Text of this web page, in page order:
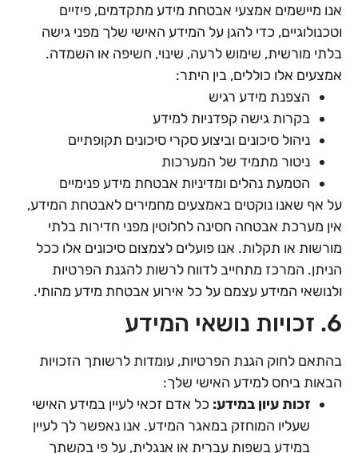
אנו מיישמים אמצעי אבטחת מידע מתקדמים, פיזיים
וטכנולוגיים, כדי להגן על המידע האישי שלך מפני גישה
בלתי מורשית, שימוש לרעה, שינוי, חשיפה או השמדה.
אמצעים אלו כוללים, בין היתר:
הצפנת מידע רגיש
בקרות גישה קפדניות למידע
ניהול סיכונים וביצוע סקרי סיכונים תקופתיים
ניטור מתמיד של המערכות
הטמעת נהלים ומדיניות אבטחת מידע פנימיים
על אף שאנו נוקטים באמצעים מחמירים לאבטחת המידע,
אין מערכת אבטחה חסינה לחלוטין מפני חדירות בלתי
מורשות או תקלות. אנו פועלים לצמצום סיכונים אלו ככל
הניתן. המרכז מתחייב לדווח לרשות להגנת הפרטיות
ולנושאי המידע עצמם על כל אירוע אבטחת מידע מהותי.
6. זכויות נושאי המידע
בהתאם לחוק הגנת הפרטיות, עומדות לרשותך הזכויות
הבאות ביחס למידע האישי שלך:
זכות עיון במידע: כל אדם זכאי לעיין במידע האישי
שעליו המוחזק במאגר המידע. אנו נאפשר לך לעיין
במידע בשפות עברית או אנגלית, על פי בקשתך